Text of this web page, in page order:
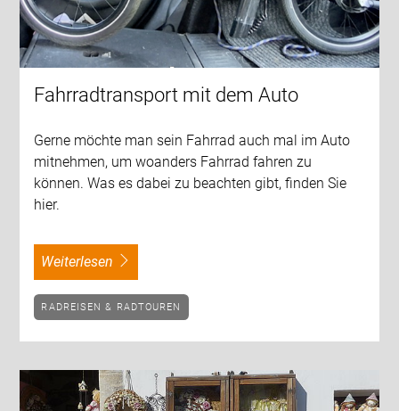
Fahrradtransport mit dem Auto
Gerne möchte man sein Fahrrad auch mal im Auto
mitnehmen, um woanders Fahrrad fahren zu
können. Was es dabei zu beachten gibt, finden Sie
hier.
weiterlesen
RADREISEN & RADTOUREN